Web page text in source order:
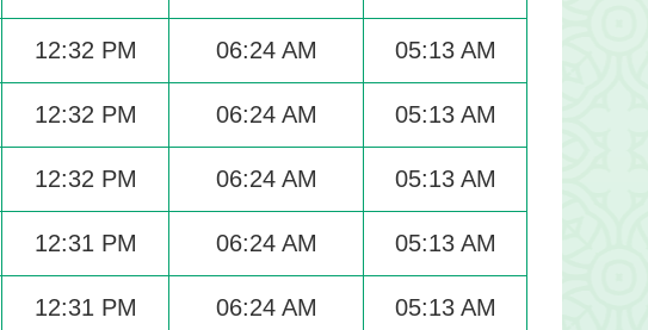
12:32 PM 06:24 AM 05:13 AM
12:32 PM 06:24 AM 05:13 AM
12:32 PM 06:24 AM 05:13 AM
12:31 PM 06:24 AM 05:13 AM
12:31 PM 06:24 AM 05:13 AM